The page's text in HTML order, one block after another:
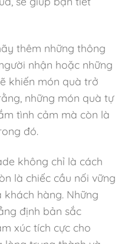
thêm những thông
nhận hoặc những
khiến món quà trở
những món quà tự
tình cảm mà còn là
đó.
không chỉ là cách
là chiếc cầu nối vững
hàng. Những
định bản sắc
xúc tích cực cho